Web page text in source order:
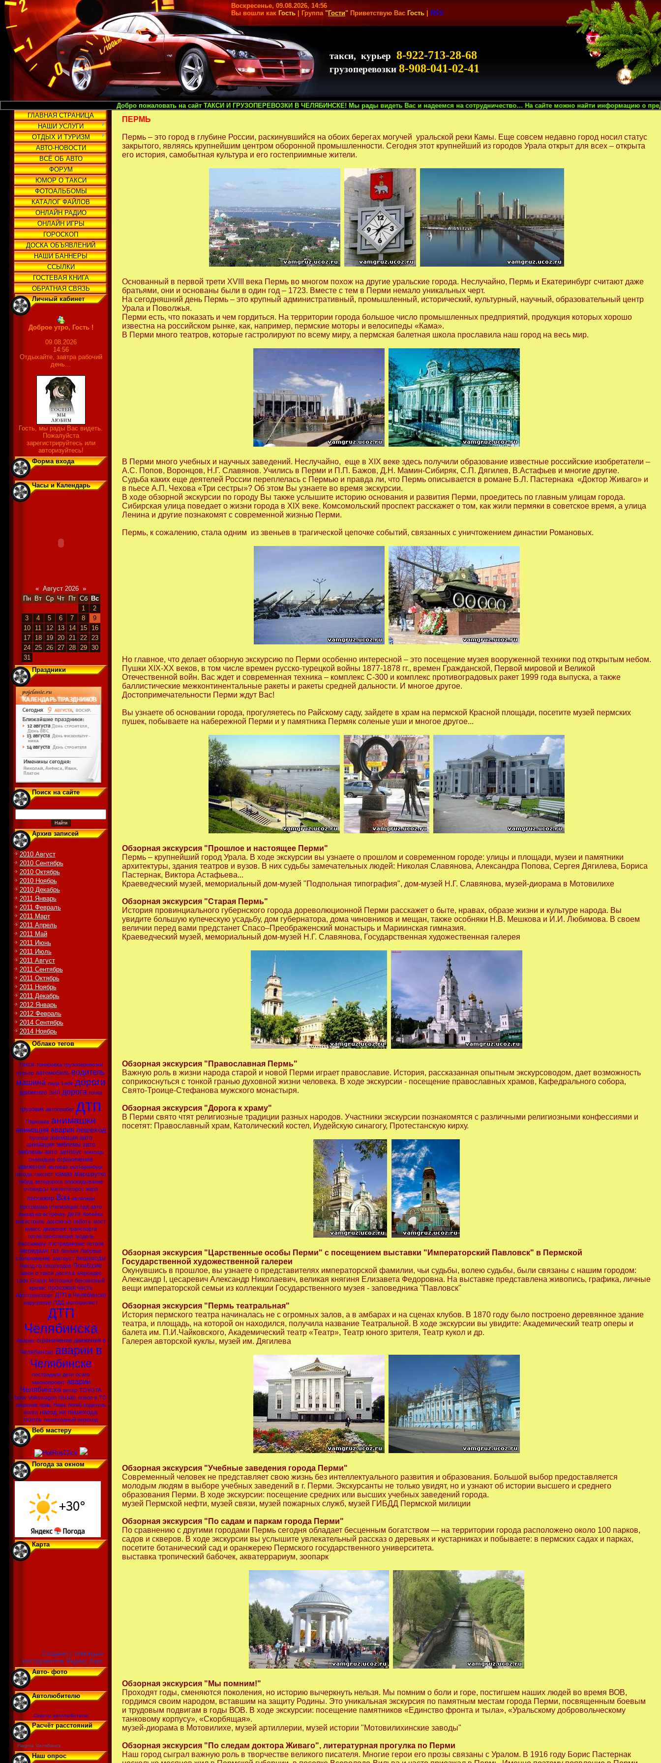
Воскресенье, 09.08.2026, 14:56
Вы вошли как Гость | Группа "Гости" Приветствую Вас Гость RSS
такси, курьер 8-922-713-28-68
грузоперевозки 8-908-041-02-41
Добро пожаловать на сайт ТАКСИ И ГРУЗОПЕРЕВОЗКИ В ЧЕЛЯБИНСКЕ! Мы рады видеть Вас и надеемся на сотрудничество… На сайте можно найти информацию о предоставляемых
ГЛАВНАЯ СТРАНИЦА
НАШИ УСЛУГИ
ОТДЫХ И ТУРИЗМ
АВТО-НОВОСТИ
ВСЁ ОБ АВТО
ФОРУМ
ЮМОР О ТАКСИ
ФОТОАЛЬБОМЫ
КАТАЛОГ ФАЙЛОВ
ОНЛАЙН РАДИО
ОНЛАЙН ИГРЫ
ГОРОСКОП
ДОСКА ОБЪЯВЛЕНИЙ
НАШИ БАННЕРЫ
ССЫЛКИ
ГОСТЕВАЯ КНИГА
ОБРАТНАЯ СВЯЗЬ
Личный кабинет
Доброе утро, Гость !
09.08.2026
14:56
Отдыхайте, завтра рабочий
день...
Гость, мы рады Вас видеть.
Пожалуйста
зарегистрируйтесь или
авторизуйтесь!
Форма входа
Часы и Календарь
« Август 2026 »
Пн
Вт Ср Чт Пт Сб
Вс
1
2
3
4 5 6 7 8
9
10
11 12 13 14 15
16
17
18 19 20 21 22
23
24
25 26 27 28 29
30
31
Праздники
Поиск на сайте
Архив записей
2010 Август
2010 Сентябрь
2010 Октябрь
2010 Ноябрь
2010 Декабрь
2011 Январь
2011 Февраль
2011 Март
2011 Апрель
2011 Май
2011 Июнь
2011 Июль
2011 Август
2011 Сентябрь
2011 Октябрь
2011 Ноябрь
2011 Декабрь
2012 Январь
2012 Февраль
2014 Сентябрь
2014 Ноябрь
Облако тегов
такси тонировка грузоперевозки
курьер автомобиль водитель
машина лада Lada дороги
движение ЗИЛ дорога гонка
грузовик автопробег дтп
Парковка анимашки
анимация авария пешеход
hyundai анимация авто
анимация эмблемы авто
эмблемы авто автобус помощь
очевидцев ограничение
движения автоваз екатеринбург
погода таксист камаз Маршрутка
гибдд автодорога опрокидывание
очевидцы магнитогорск жара
пассажир Ваз автоледи
программа утилизации пдд авто
выезд на встречку дети Копейка
магистраль дорожные работы мост
миасс движение транспорта
госавтоинспекция модель
пассажиры пострадавшие петров
меридиан газ бензин Лобовое
столкновение златоуст пешеходы
наезд на пешеходов Погибшие
закон о такси десятка мерседес
Lada Granta Мотоцикл бензиновый
кризис проезжая часть
Автотранспорт ДТП в Челябинске
нарушение ПДД мотоциклист
ДТП
Челябинска
Аварии ограничение движения в
Челябинске аварии в
Челябинске
пострадали дети осаго
законопроект аварии
Челябинска ветер TOYOTA
bmw Volkswagen nissan новое в ТО
лишение прав Нива погиб водитель
волга наезд на пешехода
газель пешеходный переход
Веб мастеру
Погода за окном
Карта
Создано с помощью
инструментов Яндекс.Карт
Авто- фото
Автолюбителю
Советы автолюбителю
Расчёт расстояний
Flagma Челябинск
Наш опрос
ПЕРМЬ
Пермь – это город в глубине России, раскинувшийся на обоих берегах могучей уральской реки Камы. Еще совсем недавно город носил статус
закрытого, являясь крупнейшим центром оборонной промышленности. Сегодня этот крупнейший из городов Урала открыт для всех – открыта
его история, самобытная культура и его гостеприимные жители.
Основанный в первой трети XVIII века Пермь во многом похож на другие уральские города. Неслучайно, Пермь и Екатеринбург считают даже
братьями, они и основаны были в один год – 1723. Вместе с тем в Перми немало уникальных черт.
На сегодняшний день Пермь – это крупный административный, промышленный, исторический, культурный, научный, образовательный центр
Урала и Поволжья.
Перми есть, что показать и чем гордиться. На территории города большое число промышленных предприятий, продукция которых хорошо
известна на российском рынке, как, например, пермские моторы и велосипеды «Кама».
В Перми много театров, которые гастролируют по всему миру, а пермская балетная школа прославила наш город на весь мир.
В Перми много учебных и научных заведений. Неслучайно, еще в XIX веке здесь получили образование известные российские изобретатели –
А.С. Попов, Воронцов, Н.Г. Славянов. Учились в Перми и П.П. Бажов, Д.Н. Мамин-Сибиряк, С.П. Дягилев, В.Астафьев и многие другие.
Судьба каких еще деятелей России переплелась с Пермью и правда ли, что Пермь описывается в романе Б.Л. Пастернака «Доктор Живаго» и
в пьесе А.П. Чехова «Три сестры»? Об этом Вы узнаете во время экскурсии.
В ходе обзорной экскурсии по городу Вы также услышите историю основания и развития Перми, проедитесь по главным улицам города.
Сибирская улица поведает о жизни города в XIX веке. Комсомольский проспект расскажет о том, как жили пермяки в советское время, а улица
Ленина и другие познакомят с современной жизнью Перми.
Пермь, к сожалению, стала одним из звеньев в трагической цепочке событий, связанных с уничтожением династии Романовых.
Но главное, что делает обзорную экскурсию по Перми особенно интересной – это посещение музея вооруженной техники под открытым небом.
Пушки XIX-XX веков, в том числе времен русско-турецкой войны 1877-1878 гг., времен Гражданской, Первой мировой и Великой
Отечественной войн. Вас ждет и современная техника – комплекс С-300 и комплекс противоградовых ракет 1999 года выпуска, а также
баллистические межконтинентальные ракеты и ракеты средней дальности. И многое другое.
Достопримечательности Перми ждут Вас!
Вы узнаете об основании города, прогуляетесь по Райскому саду, зайдете в храм на пермской Красной площади, посетите музей пермских
пушек, побываете на набережной Перми и у памятника Пермяк соленые уши и многое другое...
Обзорная экскурсия "Прошлое и настоящее Перми"
Пермь – крупнейший город Урала. В ходе экскурсии вы узнаете о прошлом и современном городе: улицы и площади, музеи и памятники
архитектуры, здания театров и вузов. В них судьбы замечательных людей: Николая Славянова, Александра Попова, Сергея Дягилева, Бориса
Пастернак, Виктора Астафьева...
Краеведческий музей, мемориальный дом-музей "Подпольная типография", дом-музей Н.Г. Славянова, музей-диорама в Мотовилихе
Обзорная экскурсия "Старая Пермь"
История провинциального губернского города дореволюционной Перми расскажет о быте, нравах, образе жизни и культуре народа. Вы
увидите большую купеческую усадьбу, дом губернатора, дома чиновников и мещан, также особняки Н.В. Мешкова и И.И. Любимова. В своем
величии перед вами предстанет Спасо–Преображенский монастырь и Мариинская гимназия.
Краеведческий музей, мемориальный дом-музей Н.Г. Славянова, Государственная художественная галерея
Обзорная экскурсия "Православная Пермь"
Важную роль в жизни народа старой и новой Перми играет православие. История, рассказанная опытным экскурсоводом, дает возможность
соприкоснуться с тонкой гранью духовной жизни человека. В ходе экскурсии - посещение православных храмов, Кафедрального собора,
Свято-Троице-Стефанова мужского монастыря.
Обзорная экскурсия "Дорога к храму"
В Перми свято чтят религиозные традиции разных народов. Участники экскурсии познакомятся с различными религиозными конфессиями и
посетят: Православный храм, Католический костел, Иудейскую синагогу, Протестанскую кирху.
Обзорная экскурсия "Царственные особы Перми" с посещением выставки "Императорский Павловск" в Пермской
Государственной художественной галереи
Окунувшись в прошлое, вы узнаете о представителях императорской фамилии, чьи судьбы, волею судьбы, были связаны с нашим городом:
Александр I, цесаревич Александр Николаевич, великая княгиня Елизавета Федоровна. На выставке представлена живопись, графика, личные
вещи императорской семьи из коллекции Государственного музея - заповедника "Павловск"
Обзорная экскурсия "Пермь театральная"
История пермского театра начиналась не с огромных залов, а в амбарах и на сценах клубов. В 1870 году было построено деревянное здание
театра, и площадь, на которой он находился, получила название Театральной. В ходе экскурсии вы увидите: Академический театр оперы и
балета им. П.И.Чайковского, Академический театр «Театр», Театр юного зрителя, Театр кукол и др.
Галерея авторской куклы, музей им. Дягилева
Обзорная экскурсия "Учебные заведения города Перми"
Современный человек не представляет свою жизнь без интеллектуального развития и образования. Большой выбор предоставляется
молодым людям в выборе учебных заведений в г. Перми. Экскурсанты не только увидят, но и узнают об истории высшего и среднего
образования Перми. В ходе экскурсии: посещение средних или высших учебных заведений города.
музей Пермской нефти, музей связи, музей пожарных служб, музей ГИБДД Пермской милиции
Обзорная экскурсия "По садам и паркам города Перми"
По сравнению с другими городами Пермь сегодня обладает бесценным богатством — на территории города расположено около 100 парков,
садов и скверов. В ходе экскурсии вы услышите увлекательный рассказ о деревьях и кустарниках и побываете: в пермских садах и парках,
посетите ботанический сад и оранжерею Пермского государственного университета.
выставка тропический бабочек, акватеррариум, зоопарк
Обзорная экскурсия "Мы помним!"
Проходят годы, сменяются поколения, но историю вычеркнуть нельзя. Мы помним о боли и горе, постигшем наших людей во время ВОВ,
гордимся своим народом, вставшим на защиту Родины. Это уникальная экскурсия по памятным местам города Перми, посвященным боевым
и трудовым подвигам в годы ВОВ. В ходе экскурсии: посещение памятников «Единство фронта и тыла», «Уральскому добровольческому
танковому корпусу», «Скорбящая».
музей-диорама в Мотовилихе, музей артиллерии, музей истории "Мотовилихинские заводы"
Обзорная экскурсия "По следам доктора Живаго", литературная прогулка по Перми
Наш город сыграл важную роль в творчестве великого писателя. Многие герои его прозы связаны с Уралом. В 1916 году Борис Пастернак